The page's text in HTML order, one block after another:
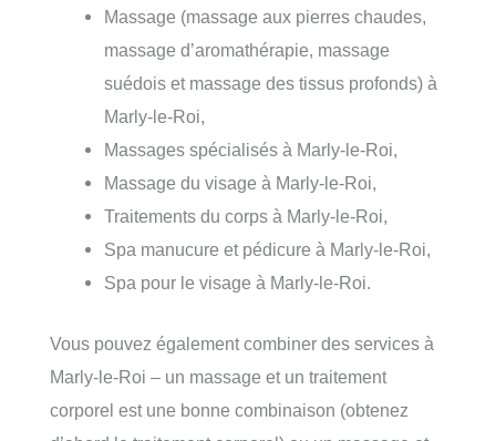
Massage (massage aux pierres chaudes,
massage d’aromathérapie, massage
suédois et massage des tissus profonds) à
Marly-le-Roi,
Massages spécialisés à Marly-le-Roi,
Massage du visage à Marly-le-Roi,
Traitements du corps à Marly-le-Roi,
Spa manucure et pédicure à Marly-le-Roi,
Spa pour le visage à Marly-le-Roi.
Vous pouvez également combiner des services à
Marly-le-Roi – un massage et un traitement
corporel est une bonne combinaison (obtenez